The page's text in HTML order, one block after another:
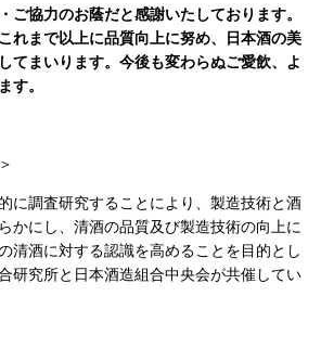
ご協力のお蔭だと感謝いたしております。
れまで以上に品質向上に努め、日本酒の美
てまいります。今後も変わらぬご愛飲、よ
す。
に調査研究することにより、製造技術と酒
かにし、清酒の品質及び製造技術の向上に
清酒に対する認識を高めることを目的とし
研究所と日本酒造組合中央会が共催してい